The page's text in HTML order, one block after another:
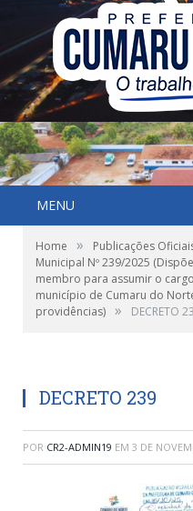
MENU
Home » Publicações
Municipal Nº 239/2025
membro para assumir o
município de Cumaru do
providências) » DECRETO
DECRETO 239
POR CR2-ADMIN19 EM 3 DE